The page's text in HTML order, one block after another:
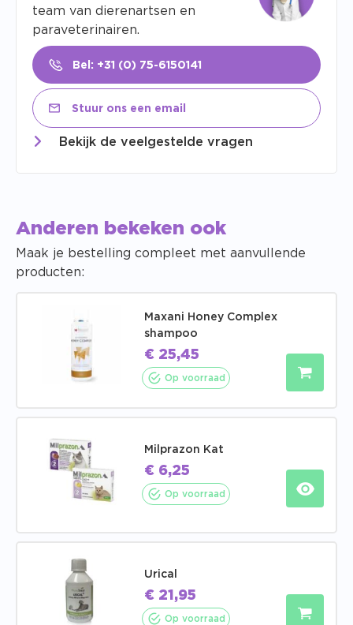
team van dierenartsen en
paraveterinairen.
Bel: +31 (0) 75-6150141
Stuur ons een email
Bekijk de veelgestelde vragen
Anderen bekeken ook
Maak je bestelling compleet met aanvullende
producten:
Maxani Honey Complex
shampoo
€ 25,45
Op voorraad
Milprazon Kat
€ 6,25
Op voorraad
Urical
€ 21,95
Op voorraad